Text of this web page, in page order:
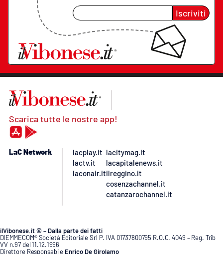
Iscriviti
Scarica tutte le nostre app!
LaC Network
lacplay.it
lactv.it
laconair.it
lacitymag.it
lacapitalenews.it
ilreggino.it
cosenzachannel.it
catanzarochannel.it
ilVibonese.it © – Dalla parte dei fatti
DIEMMECOM® Società Editoriale Srl P. IVA 01737800795 R.O.C. 4049 – Reg. Trib
VV n.97 del 11.12.1996
Direttore Responsabile Enrico De Girolamo